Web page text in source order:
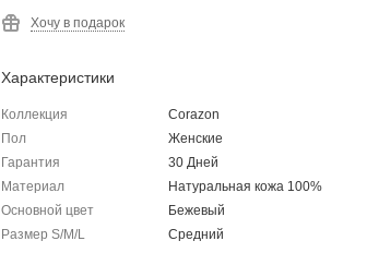
Хочу в подарок
Характеристики
Коллекция
Corazon
Пол
Женские
Гарантия
30 Дней
Материал
Натуральная кожа 100%
Основной цвет
Бежевый
Размер S/M/L
Средний